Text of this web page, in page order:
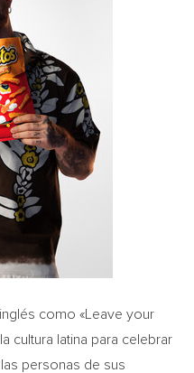
como «Leave your
cultura latina para celebrar
personas de sus